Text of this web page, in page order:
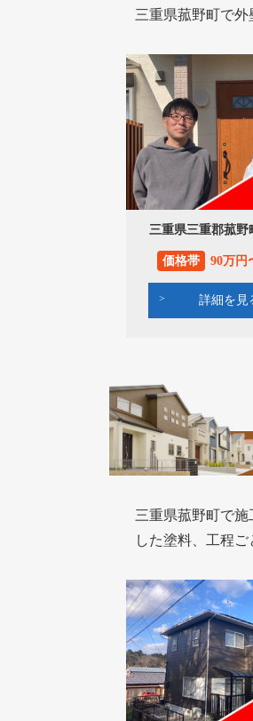
三重県菰野町で外
三重県三重郡菰
価格帯 90万円
詳細を見
三重県菰野町で
した塗料、工程